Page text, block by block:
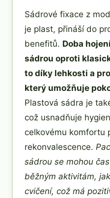
Sádrové fixace z
je plast, přináší do
benefitů. Doba
sádrou oproti
to díky lehkosti a
který umožňuje
Plastová sádra je
což usnadňuje
celkovému komfortu
rekonvalescence.
sádrou se mohou
běžným aktivitám,
cvičení, což má